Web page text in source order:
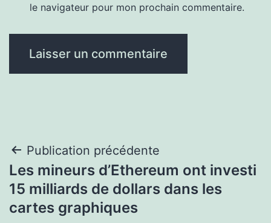
le navigateur pour mon prochain commentaire.
Navigation
de
l’article
Publication précédente
Les mineurs d’Ethereum ont investi
15 milliards de dollars dans les
cartes graphiques